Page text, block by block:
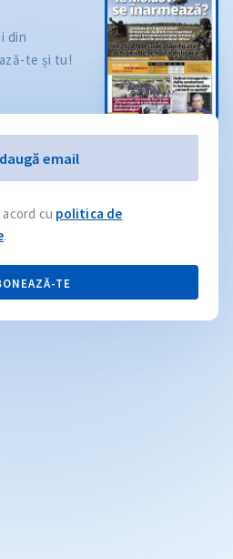
din
te și tu!
email
cu politica de
.
TE